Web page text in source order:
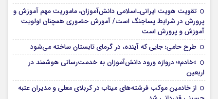
تقویت هویت ایرانی‌ـ‌اسلامی دانش‌آموزان، ماموریت مهم آموزش و
پرورش در شرایط پساجنگ است/ آموزش حضوری همچنان اولویت
آموزش و پرورش است
طرح حامی؛ جایی که آینده، در گرمای تابستان ساخته می‌شود
«خادم»؛ دروازه ورود دانش‌آموزان به خدمت‌رسانی هوشمند در
اربعین
از خادمین موکب فرشته‌های میناب در کربلای معلی و مدیران عتبه